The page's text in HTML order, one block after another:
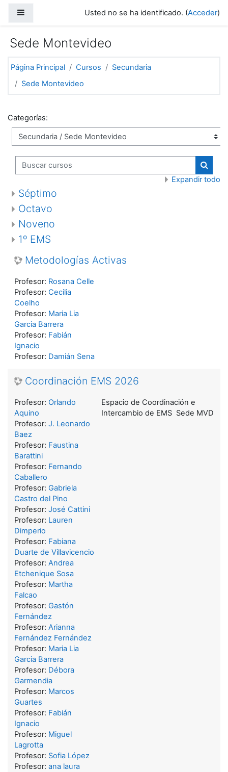
Usted no se ha identificado. (Acceder)
Sede Montevideo
Página Principal Cursos
Secundaria
Sede Montevideo
Categorías:
Buscar cursos
Expandir todo
Séptimo
Octavo
Noveno
1º EMS
Metodologías Activas
Profesor: Rosana Celle
Profesor: Cecilia
Coelho
Profesor: Maria Lia
Garcia Barrera
Profesor: Fabián
Ignacio
Profesor: Damián Sena
Coordinación EMS 2026
Espacio de Coordinación e
Intercambio de EMS Sede MVD
Profesor: Orlando
Aquino
Profesor: J. Leonardo
Baez
Profesor: Faustina
Barattini
Profesor: Fernando
Caballero
Profesor: Gabriela
Castro del Pino
Profesor: José Cattini
Profesor: Lauren
Dimperio
Profesor: Fabiana
Duarte de Villavicencio
Profesor: Andrea
Etchenique Sosa
Profesor: Martha
Falcao
Profesor: Gastón
Fernández
Profesor: Arianna
Fernández Fernández
Profesor: Maria Lia
Garcia Barrera
Profesor: Débora
Garmendia
Profesor: Marcos
Guartes
Profesor: Fabián
Ignacio
Profesor: Miguel
Lagrotta
Profesor: Sofia López
Profesor: ana laura